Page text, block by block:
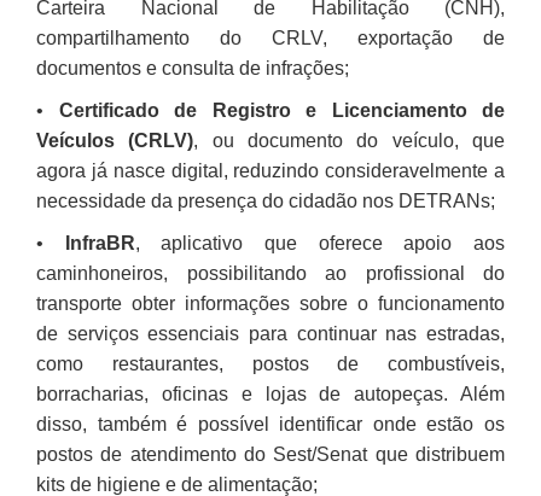
Carteira Nacional de Habilitação (CNH),
compartilhamento do CRLV, exportação de
documentos e consulta de infrações;
• Certificado de Registro e Licenciamento de
Veículos (CRLV), ou documento do veículo, que
agora já nasce digital, reduzindo consideravelmente a
necessidade da presença do cidadão nos DETRANs;
• InfraBR, aplicativo que oferece apoio aos
caminhoneiros, possibilitando ao profissional do
transporte obter informações sobre o funcionamento
de serviços essenciais para continuar nas estradas,
como restaurantes, postos de combustíveis,
borracharias, oficinas e lojas de autopeças. Além
disso, também é possível identificar onde estão os
postos de atendimento do Sest/Senat que distribuem
kits de higiene e de alimentação;